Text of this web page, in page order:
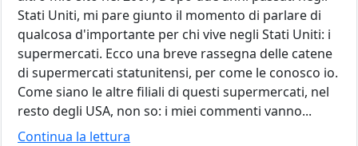
Stati Uniti, mi pare giunto il momento di parlare di
qualcosa d'importante per chi vive negli Stati Uniti: i
supermercati. Ecco una breve rassegna delle catene
di supermercati statunitensi, per come le conosco io.
Come siano le altre filiali di questi supermercati, nel
resto degli USA, non so: i miei commenti vanno...
Continua la lettura